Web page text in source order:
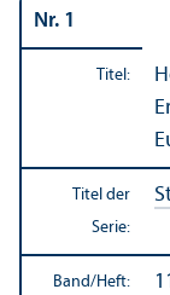
Nr. 1
Titel:
Titel der
Serie:
Band/Heft: